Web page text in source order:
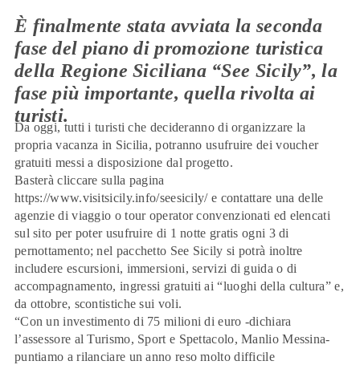
È finalmente stata avviata la seconda
fase del piano di promozione turistica
della Regione Siciliana “See Sicily”, la
fase più importante, quella rivolta ai
turisti.
Da oggi, tutti i turisti che decideranno di organizzare la
propria vacanza in Sicilia, potranno usufruire dei voucher
gratuiti messi a disposizione dal progetto.
Basterà cliccare sulla pagina
https://www.visitsicily.info/seesicily/e contattare una delle
agenzie di viaggio o tour operator convenzionati ed elencati
sul sito per poter usufruire di 1 notte gratis ogni 3 di
pernottamento; nel pacchetto See Sicily si potrà inoltre
includere escursioni, immersioni, servizi di guida o di
accompagnamento, ingressi gratuiti ai “luoghi della cultura” e,
da ottobre, scontistiche sui voli.
“Con un investimento di 75 milioni di euro -dichiara
l’assessore al Turismo, Sport e Spettacolo, Manlio Messina-
puntiamo a rilanciare un anno reso molto difficile